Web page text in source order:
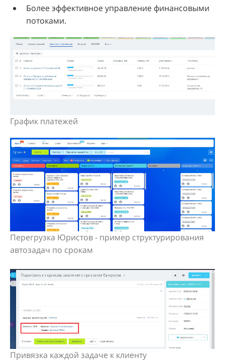
Более эффективное управление финансовыми
потоками.
График платежей
Перегрузка Юристов - пример структурирования
автозадач по срокам
Привязка каждой задаче к клиенту